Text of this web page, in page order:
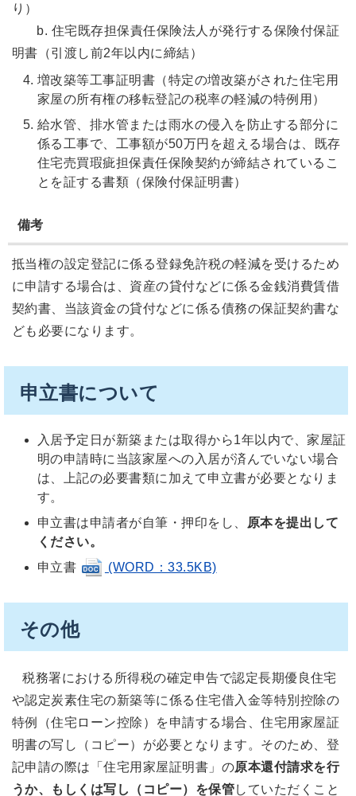
り）
b. 住宅既存担保責任保険法人が発行する保険付保証
明書（引渡し前2年以内に締結）
増改築等工事証明書（特定の増改築がされた住宅用
家屋の所有権の移転登記の税率の軽減の特例用）
給水管、排水管または雨水の侵入を防止する部分に
係る工事で、工事額が50万円を超える場合は、既存
住宅売買瑕疵担保責任保険契約が締結されているこ
とを証する書類（保険付保証明書）
備考
抵当権の設定登記に係る登録免許税の軽減を受けるため
に申請する場合は、資産の貸付などに係る金銭消費賃借
契約書、当該資金の貸付などに係る債務の保証契約書な
ども必要になります。
申立書について
入居予定日が新築または取得から1年以内で、家屋証
明の申請時に当該家屋への入居が済んでいない場合
は、上記の必要書類に加えて申立書が必要となりま
す。
申立書は申請者が自筆・押印をし、
原本を提出して
ください。
申立書
(WORD：33.5KB)
その他
税務署における所得税の確定申告で認定長期優良住宅
や認定炭素住宅の新築等に係る住宅借入金等特別控除の
特例（住宅ローン控除）を申請する場合、住宅用家屋証
明書の写し（コピー）が必要となります。そのため、登
記申請の際は「住宅用家屋証明書」の原本還付請求を行
うか、もしくは写し（コピー）を保管していただくこと